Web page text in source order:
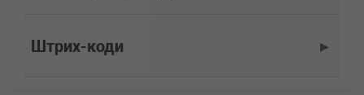
Штрих-коди ▶